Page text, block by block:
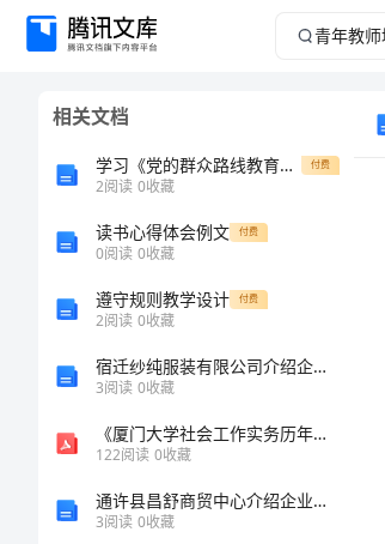
青
相关文档
学习《党的群众路线教育》心得体会 付费
2阅读 0收藏
读书心得体会例文 付费
0阅读 0收藏
遵守规则教学设计 付费
2阅读 0收藏
宿迁纱纯服装有限公司介绍企业发展分析报告
3阅读 0收藏
《厦门大学社会工作实务历年考研真题及答案解析》
122阅读 0收藏
通许县昌舒商贸中心介绍企业发展分析报告
3阅读 0收藏